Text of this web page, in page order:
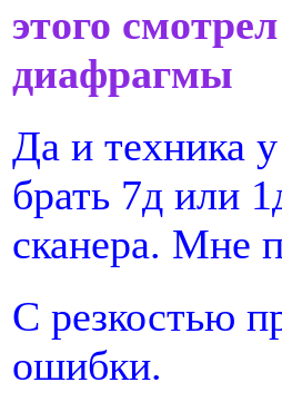
этого
диафрагмы
Да и техника
брать 7д или
сканера. Мне
С резкостью
ошибки.